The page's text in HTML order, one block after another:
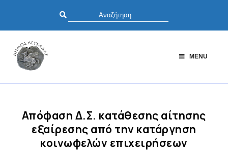
MENU
Απόφαση Δ.Σ. κατάθεσης αίτησης
εξαίρεσης από την κατάργηση
κοινωφελών επιχειρήσεων